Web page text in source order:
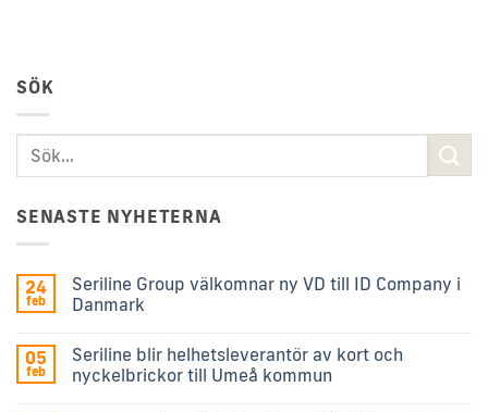
SÖK
SENASTE NYHETERNA
24
feb
Seriline Group välkomnar ny VD till ID Company i
Danmark
05
feb
Seriline blir helhetsleverantör av kort och
nyckelbrickor till Umeå kommun